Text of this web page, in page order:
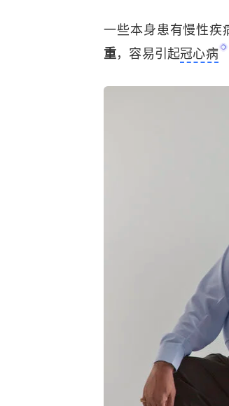
一些本身患有慢性疾
重，容易引起冠心病